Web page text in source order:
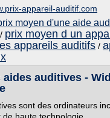
appareil-auditif.com
moyen d'une aide
/ prix moyen d un
appareils auditifs /
aides auditives -
sont des ordinateurs